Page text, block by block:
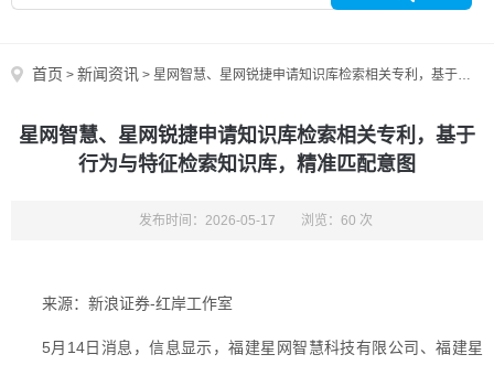
首页 > 新闻资讯 > 星网智慧、星网锐捷申请知识库检索相关专利，基于行为与特征检索知识库，精准匹配意图
星网智慧、星网锐捷申请知识库检索相关专利，基于
行为与特征检索知识库，精准匹配意图
发布时间：2026-05-17 浏览：60 次
来源：新浪证券-红岸工作室
5月14日消息，信息显示，福建星网智慧科技有限公司、福建星